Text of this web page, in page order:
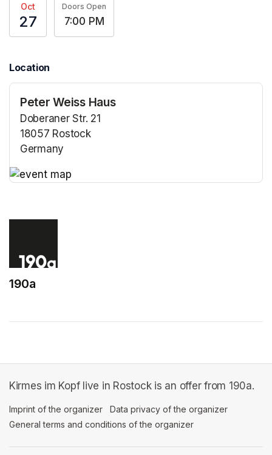
Oct
27
Doors Open
7:00 PM
Location
Peter Weiss Haus
Doberaner Str. 21
18057 Rostock
Germany
190a
Kirmes im Kopf live in Rostock is an offer from 190a.
Imprint of the organizer (opens in a new tab)
Data privacy of the organizer
General terms and conditions of the organizer